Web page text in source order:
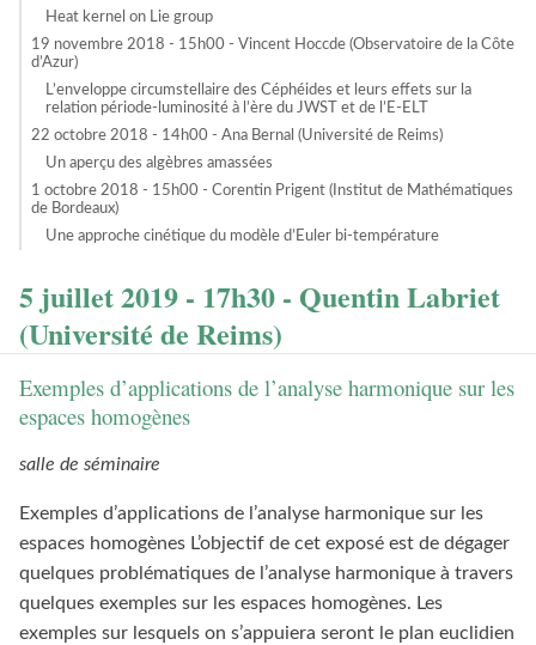
Heat kernel on Lie group
19 novembre 2018 - 15h00 - Vincent Hoccde (Observatoire de la Côte
d’Azur)
L’enveloppe circumstellaire des Céphéides et leurs effets sur la
relation période-luminosité à l’ère du JWST et de l’E-ELT
22 octobre 2018 - 14h00 - Ana Bernal (Université de Reims)
Un aperçu des algèbres amassées
1 octobre 2018 - 15h00 - Corentin Prigent (Institut de Mathématiques
de Bordeaux)
Une approche cinétique du modèle d’Euler bi-température
5 juillet 2019 - 17h30 - Quentin Labriet
(Université de Reims)
Exemples d’applications de l’analyse harmonique sur les
espaces homogènes
salle de séminaire
Exemples d’applications de l’analyse harmonique sur les
espaces homogènes L’objectif de cet exposé est de dégager
quelques problématiques de l’analyse harmonique à travers
quelques exemples sur les espaces homogènes. Les
exemples sur lesquels on s’appuiera seront le plan euclidien